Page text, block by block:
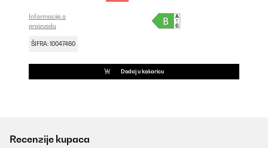
Informacije o
proizvodu
ŠIFRA: 10047460
Dodaj u košaricu
Recenzije kupaca